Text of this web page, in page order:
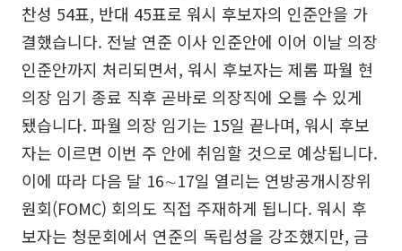
찬성 54표, 반대 45표로 워시 후보자의 인준안을 가
결했습니다. 전날 연준 이사 인준안에 이어 이날 의장
인준안까지 처리되면서, 워시 후보자는 제롬 파월 현
의장 임기 종료 직후 곧바로 의장직에 오를 수 있게
됐습니다. 파월 의장 임기는 15일 끝나며, 워시 후보
자는 이르면 이번 주 안에 취임할 것으로 예상됩니다.
이에 따라 다음 달 16∼17일 열리는 연방공개시장위
원회(FOMC) 회의도 직접 주재하게 됩니다. 워시 후
보자는 청문회에서 연준의 독립성을 강조했지만, 금